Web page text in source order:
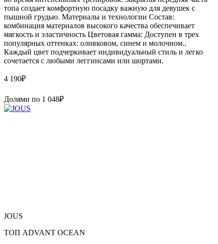
топа создает комфортную посадку важную для девушек с
пышной грудью. Материалы и технологии Состав:
комбинация материалов высокого качества обеспечивает
мягкость и эластичность Цветовая гамма: Доступен в трех
популярных оттенках: оливковом, синем и молочном..
Каждый цвет подчеркивает индивидуальный стиль и легко
сочетается с любыми леггинсами или шортами.
4 190₽
Долями по 1 048₽
JOUS
ТОП ADVANT OCEAN